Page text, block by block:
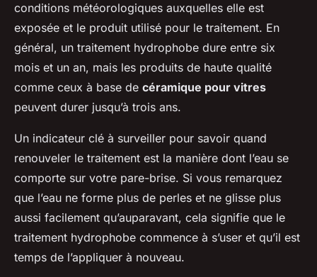
conditions météorologiques auxquelles elle est
exposée et le produit utilisé pour le traitement. En
général, un traitement hydrophobe dure entre six
mois et un an, mais les produits de haute qualité
comme ceux à base de céramique pour vitres
peuvent durer jusqu’à trois ans.
Un indicateur clé à surveiller pour savoir quand
renouveler le traitement est la manière dont l’eau se
comporte sur votre pare-brise. Si vous remarquez
que l’eau ne forme plus de perles et ne glisse plus
aussi facilement qu’auparavant, cela signifie que le
traitement hydrophobe commence à s’user et qu’il est
temps de l’appliquer à nouveau.